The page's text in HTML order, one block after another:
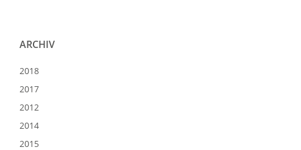
ARCHIV
2018
2017
2012
2014
2015